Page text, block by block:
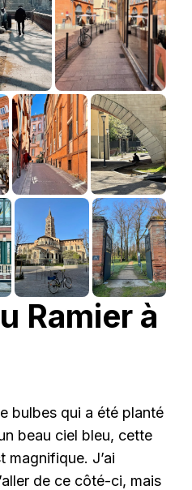
Ramier à
bulbes qui a été planté
beau ciel bleu, cette
magnifique. J’ai
de ce côté-ci, mais